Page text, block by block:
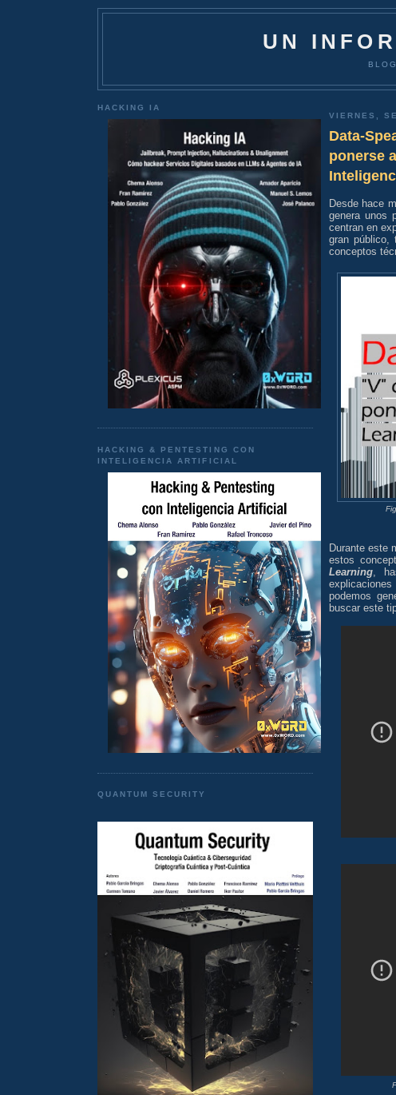
UN
HACKING IA
HACKING & PENTESTING CON
INTELIGENCIA ARTIFICIAL
QUANTUM SECURITY
VIERNES,
Data-
ponerse
Desde hace
genera unos
centran en
gran público,
conceptos
Durante este
estos
Learning,
podemos
buscar este